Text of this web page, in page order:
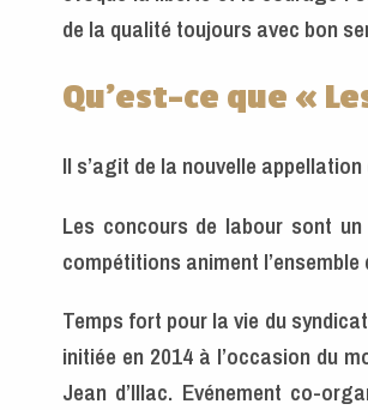
de la qualité toujours avec bon
Qu’est-ce que «
Il s’agit de la nouvelle
Les concours de labour sont
compétitions animent
Temps fort pour la vie du
initiée en 2014 à l’occasion du
Jean d’Illac. Evénement co-